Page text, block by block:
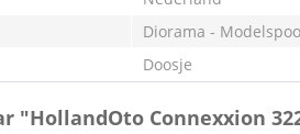
Diorama -
Doosje
"HollandOto Connexxion